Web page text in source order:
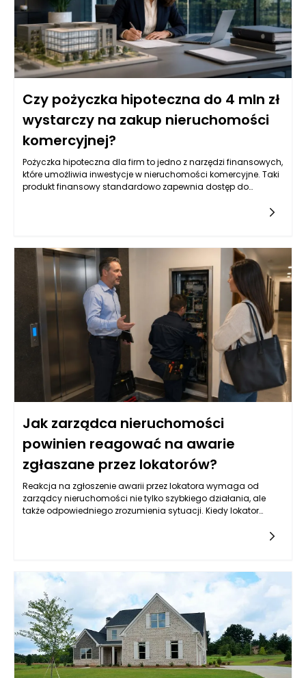
Czy pożyczka hipoteczna do 4 mln zł
wystarczy na zakup nieruchomości
komercyjnej?
Pożyczka hipoteczna dla firm to jedno z narzędzi finansowych,
które umożliwia inwestycje w nieruchomości komercyjne. Taki
produkt finansowy standardowo zapewnia dostęp do
komercyjnych. Na rynku istnieje wiele różnych ofert, które mogą
różnić się pod względem oprocentowania, okresu spłaty oraz
wymaganych zabezpieczeń. Kluczowym aspektem dla firm
jest również analiza warunków umowy oraz kosztów
dodatkowych związanych z pozyskiwaniem takiego
finansowania. Przed podjęciem decyzji o wyborze
odpowiedniej pożyczki hipotecznej, warto przeanalizować
wszystkie dostępne opcje i zrozumieć, jakie obowiązki i
zobowiązania będą się wiązać z zaciągnięciem takiego
Jak zarządca nieruchomości
powinien reagować na awarie
zgłaszane przez lokatorów?
Reakcja na zgłoszenie awarii przez lokatora wymaga od
zarządcy nieruchomości nie tylko szybkiego działania, ale
także odpowiedniego zrozumienia sytuacji. Kiedy lokator
niezbędnych informacji. Zarządca powinien zwrócić uwagę
wystąpił. Taka wstępna analiza pozwoli ustalić priorytet
działań oraz określić, czy konieczna jest interwencja
specjalisty, czy awaria może być rozwiązana zdalnie.
Równocześnie, ważne jest, aby zarządca okazał empatię i
zrozumienie dla lokatora, który może odczuwać stres
związany z daną sytuacją. Takie podejście buduje zaufanie i
pokazuje, że zarządzanie nieruchomościami Poznań nie
polega jedynie na sprawnym administrowaniu, ale także na
tworzeniu relacji z mieszkańcami.